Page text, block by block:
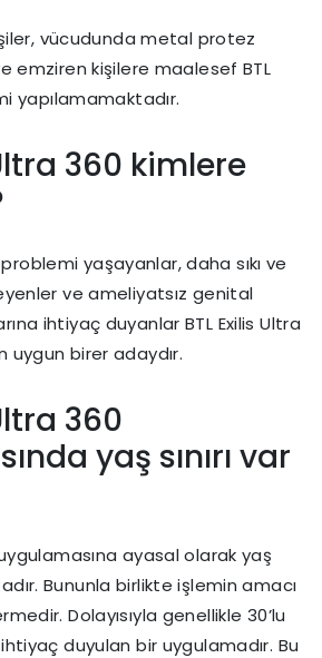
vücudunda metal protez
emziren kişilere maalesef BTL
yapılamamaktadır.
360 kimlere
yaşayanlar, daha sıkı ve
ve ameliyatsız genital
ihtiyaç duyanlar BTL Exilis Ultra
uygun birer adaydır.
360
yaş sınırı var
ayasal olarak yaş
Bununla birlikte işlemin amacı
Dolayısıyla genellikle 30’lu
duyulan bir uygulamadır. Bu